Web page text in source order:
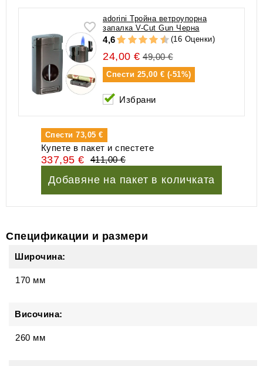
adorini Тройна ветроупорна
запалка V-Cut Gun Черна
4,6 (16 Оценки)
24,00 € 49,00 €
Спести 25,00 € (-51%)
Избрани
Спести73,05 €
Купете в пакет и спестете
337,95 € 411,00 €
Добавяне на пакет в количката
Спецификации и размери
Широчина:
170 мм
Височина:
260 мм